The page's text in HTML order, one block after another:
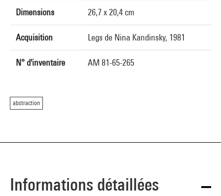
Dimensions 26,7 x 20,4 cm
Acquisition Legs de Nina Kandinsky, 1981
N° d'inventaire AM 81-65-265
abstraction
Informations détaillées